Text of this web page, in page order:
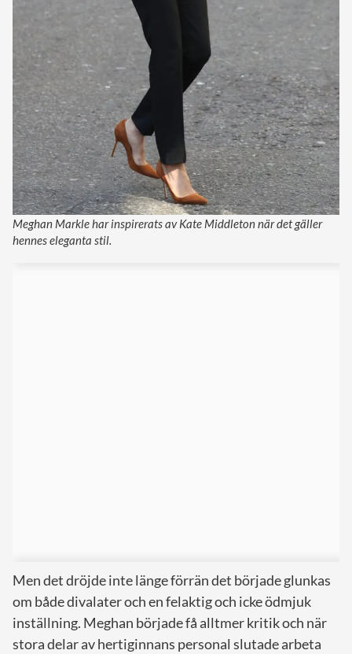
Meghan Markle har inspirerats av Kate Middleton när det gäller
hennes eleganta stil.
Men det dröjde inte länge förrän det började glunkas
om både divalater och en felaktig och icke ödmjuk
inställning. Meghan började få alltmer kritik och när
stora delar av hertiginnans personal slutade arbeta